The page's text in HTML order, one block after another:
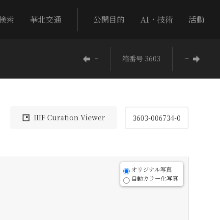
索 華北交通 公開目的 AI・技術 活動
− 箱番号 3603 −
IIIF Curation Viewer 3603-006734-0
オリジナル写真
自動カラー化写真